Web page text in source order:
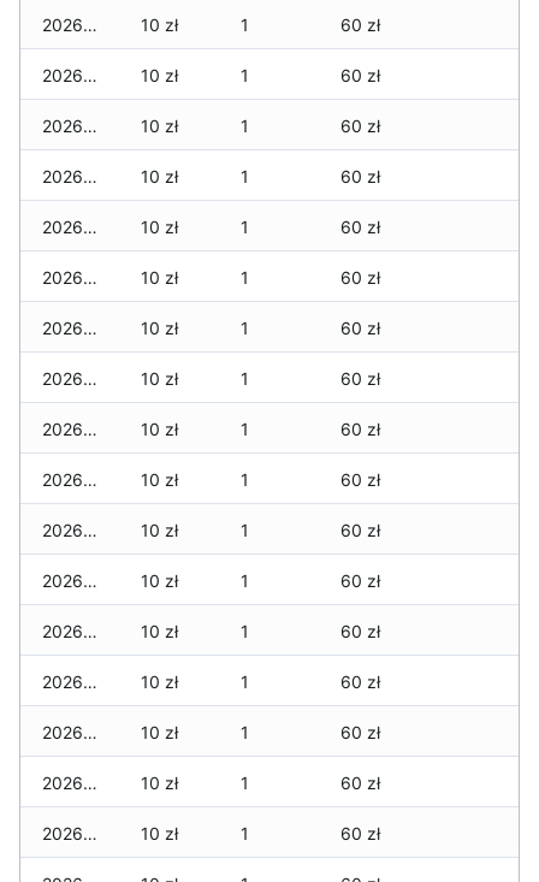
2026-03-21 10 zł 1 60 zł
2026-03-20 10 zł 1 60 zł
2026-03-19 10 zł 1 60 zł
2026-03-18 10 zł 1 60 zł
2026-03-17 10 zł 1 60 zł
2026-03-16 10 zł 1 60 zł
2026-03-15 10 zł 1 60 zł
2026-03-14 10 zł 1 60 zł
2026-03-13 10 zł 1 60 zł
2026-03-12 10 zł 1 60 zł
2026-03-11 10 zł 1 60 zł
2026-03-10 10 zł 1 60 zł
2026-03-09 10 zł 1 60 zł
2026-03-08 10 zł 1 60 zł
2026-03-07 10 zł 1 60 zł
2026-03-06 10 zł 1 60 zł
2026-03-05 10 zł 1 60 zł